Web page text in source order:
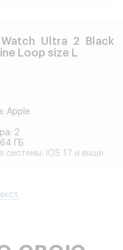
Ultra 2 Black
Loop size L
Apple
2
ГБ
системы: iOS 17 и выше
аналоговый и